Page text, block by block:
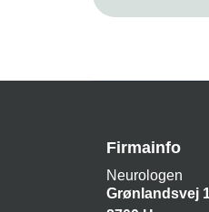
Firmainfo
Neurologen
Grønlandsvej